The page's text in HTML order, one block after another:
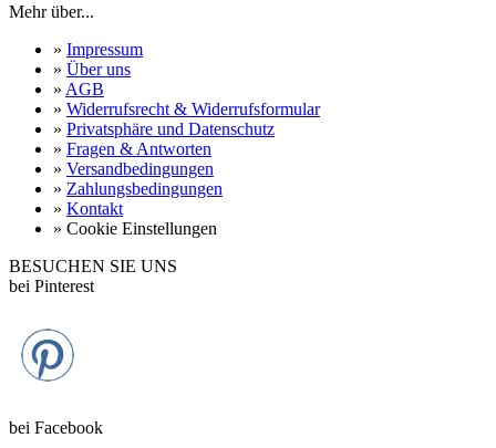
Mehr über...
» Impressum
» Über uns
» AGB
» Widerrufsrecht & Widerrufsformular
» Privatsphäre und Datenschutz
» Fragen & Antworten
» Versandbedingungen
» Zahlungsbedingungen
» Kontakt
» Cookie Einstellungen
BESUCHEN SIE UNS
bei Pinterest
bei Facebook